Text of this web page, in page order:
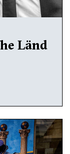
Länd